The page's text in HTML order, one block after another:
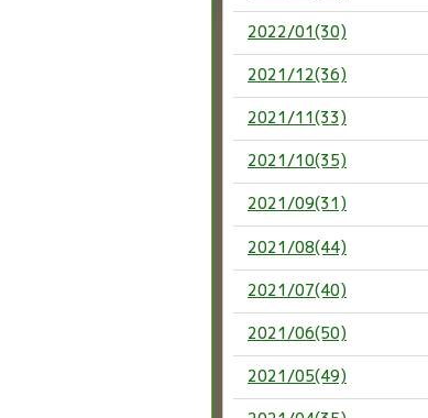
2022/01(30)
2021/12(36)
2021/11(33)
2021/10(35)
2021/09(31)
2021/08(44)
2021/07(40)
2021/06(50)
2021/05(49)